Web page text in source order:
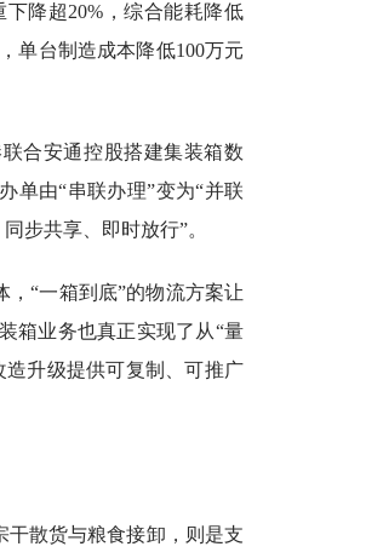
降超20%，综合能耗降低
单台制造成本降低100万元
合安通控股搭建集装箱数
单由“串联办理”变为“并联
步共享、即时放行”。
“一箱到底”的物流方案让
箱业务也真正实现了从“量
造升级提供可复制、可推广
散货与粮食接卸，则是支